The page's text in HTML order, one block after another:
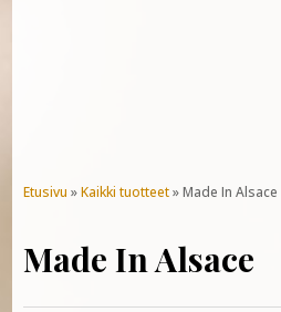
Etusivu »Kaikki tuotteet» Made In Alsace
Made In Alsace